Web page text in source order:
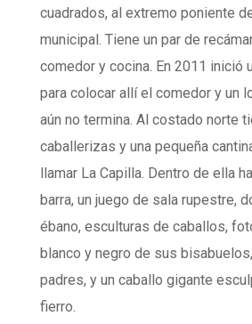
cuadrados, al extremo poniente
municipal. Tiene un par de
comedor y cocina. En 2011 inició
para colocar allí el comedor y un
aún no termina. Al costado norte
caballerizas y una pequeña
llamar La Capilla. Dentro de ella
barra, un juego de sala rupestre,
ébano, esculturas de caballos,
blanco y negro de sus
padres, y un caballo gigante
fierro.